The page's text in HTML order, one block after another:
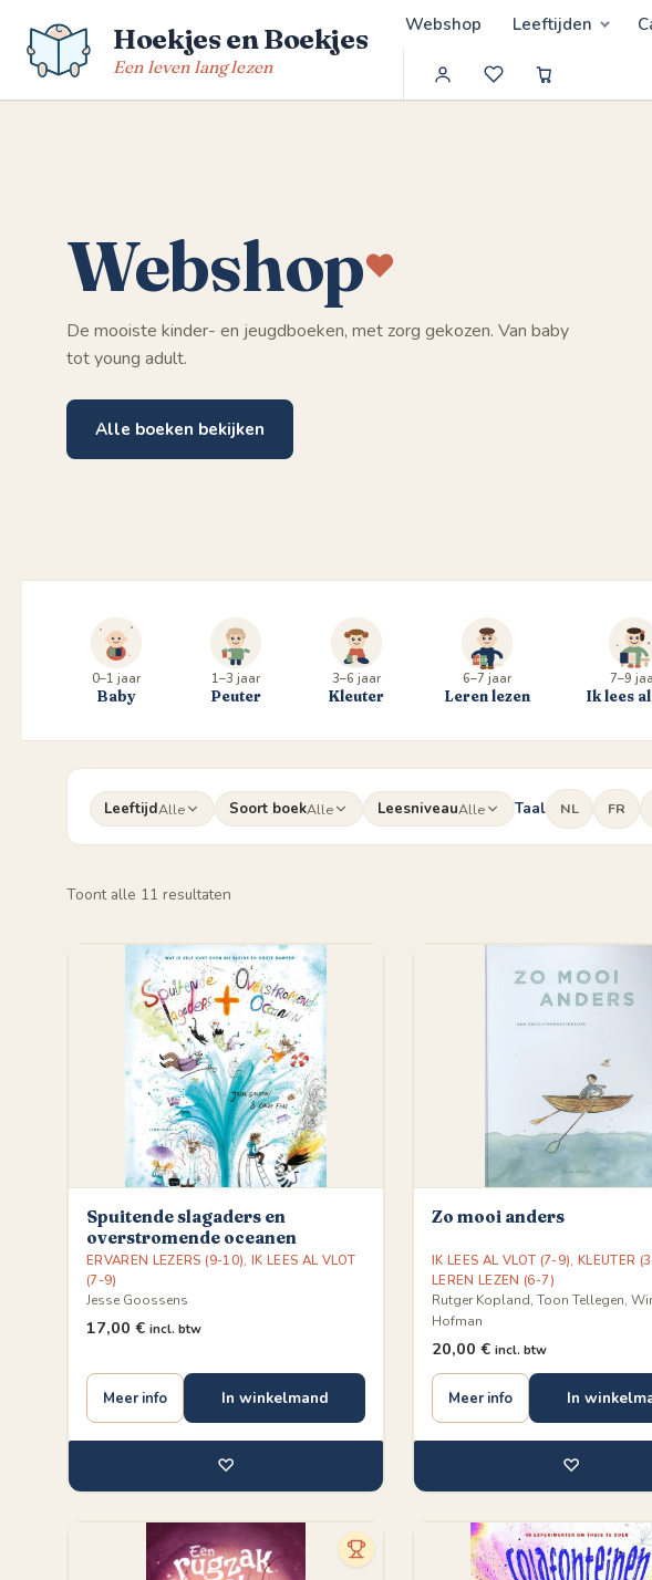
naar
inhoud
Hoekjes en Boekjes
Een leven lang lezen
Webshop Leeftijden
Webshop
De mooiste kinder- en jeugdboeken, met zorg gekozen. Van baby
tot young adult.
Alle boeken bekijken
0–1 jaar
Baby
1–3 jaar
Peuter
3–6 jaar
Kleuter
6–7 jaar
Leren lezen
7–9
Ik lees
LeeftijdAlle Soort boekAlle LeesniveauAlle Taal NL FR
Toont alle 11 resultaten
Spuitende slagaders en
overstromende oceanen
ERVAREN LEZERS (9-10), IK LEES AL VLOT
(7-9)
Jesse Goossens
17,00 € incl. btw
Meer info In winkelmand
♡
Zo mooi anders
IK LEES AL VLOT (7-9), KLEUTER
LEREN LEZEN (6-7)
Rutger Kopland, Toon Tellegen,
Hofman
20,00 € incl. btw
Meer info In
♡